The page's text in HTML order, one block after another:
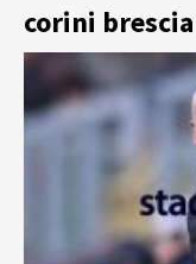
corini brescia